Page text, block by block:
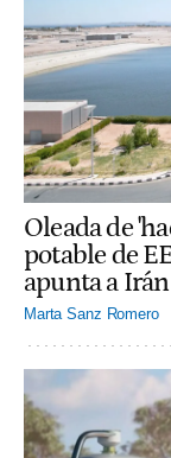
Oleada de
potable de
apunta a
Marta Sanz Romero